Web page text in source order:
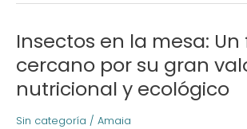
Insectos en la mesa:
cercano por su gran
nutricional y ecológico
Sin categoría / Amaia
Insectos
la
mesa:
futuro